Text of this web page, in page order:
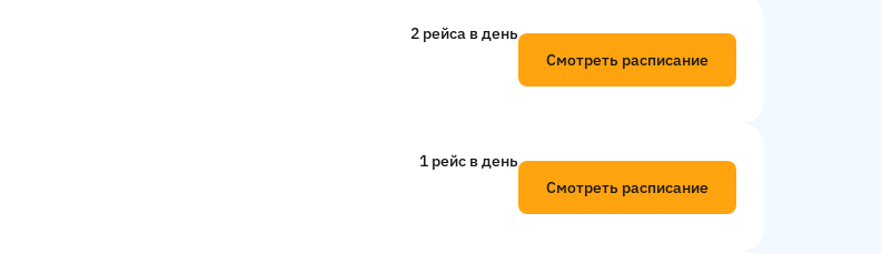
2 рейсa в день
Смотреть расписание
1 рейс в день
Смотреть расписание